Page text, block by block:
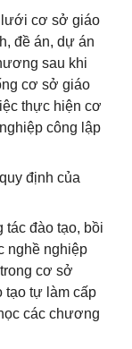
lưới cơ sở giáo
đề án, dự án
sau khi
cơ sở giáo
thực hiện cơ
công lập
định của
đào tạo, bồi
nghề nghiệp
cơ sở
tạo tự làm cấp
các chương